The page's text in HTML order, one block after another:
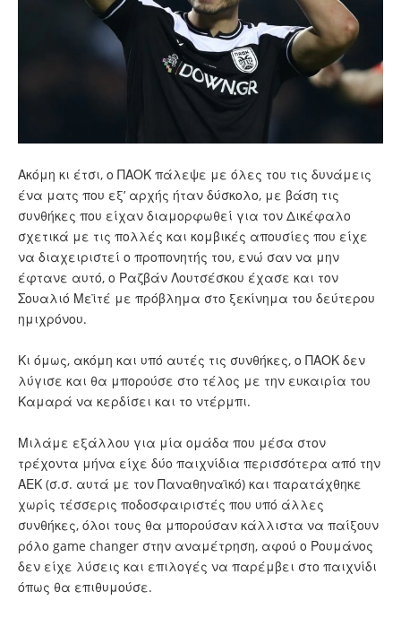
Ακόμη κι έτσι, ο ΠΑΟΚ πάλεψε με όλες του τις δυνάμεις
ένα ματς που εξ’ αρχής ήταν δύσκολο, με βάση τις
συνθήκες που είχαν διαμορφωθεί για τον Δικέφαλο
σχετικά με τις πολλές και κομβικές απουσίες που είχε
να διαχειριστεί ο προπονητής του, ενώ σαν να μην
έφτανε αυτό, ο Ραζβάν Λουτσέσκου έχασε και τον
Σουαλιό Μεϊτέ με πρόβλημα στο ξεκίνημα του δεύτερου
ημιχρόνου.
Κι όμως, ακόμη και υπό αυτές τις συνθήκες, ο ΠΑΟΚ δεν
λύγισε και θα μπορούσε στο τέλος με την ευκαιρία του
Καμαρά να κερδίσει και το ντέρμπι.
Μιλάμε εξάλλου για μία ομάδα που μέσα στον
τρέχοντα μήνα είχε δύο παιχνίδια περισσότερα από την
ΑΕΚ (σ.σ. αυτά με τον Παναθηναϊκό) και παρατάχθηκε
χωρίς τέσσερις ποδοσφαιριστές που υπό άλλες
συνθήκες, όλοι τους θα μπορούσαν κάλλιστα να παίξουν
ρόλο game changer στην αναμέτρηση, αφού ο Ρουμάνος
δεν είχε λύσεις και επιλογές να παρέμβει στο παιχνίδι
όπως θα επιθυμούσε.